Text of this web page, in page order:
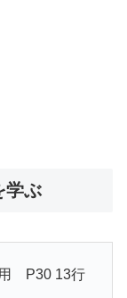
学ぶ
P30 13行